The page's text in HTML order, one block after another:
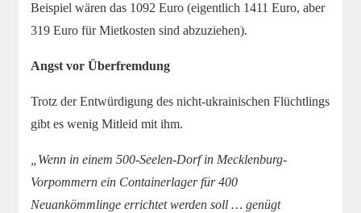
Beispiel wären das 1092 Euro (eigentlich 1411 Euro, aber
319 Euro für Mietkosten sind abzuziehen).
Angst vor Überfremdung
Trotz der Entwürdigung des nicht-ukrainischen Flüchtlings
gibt es wenig Mitleid mit ihm.
„Wenn in einem 500-Seelen-Dorf in Mecklenburg-
Vorpommern ein Containerlager für 400
Neuankömmlinge errichtet werden soll … genügt